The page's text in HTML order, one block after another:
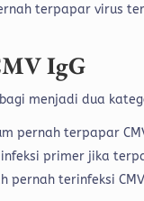
terpapar virus
IgG
menjadi dua
pernah terpapar
primer jika
pernah terinfeksi